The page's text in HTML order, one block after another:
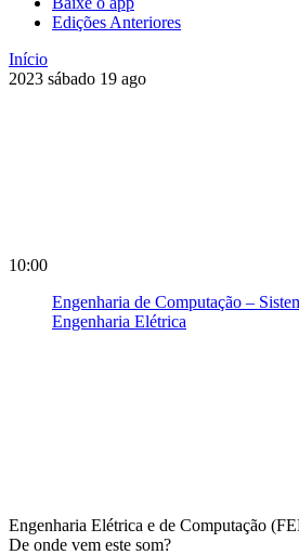
Edições Anteriores
Início
2023 sábado 19 ago
10:00
Engenharia de Computação –
Engenharia Elétrica
Engenharia Elétrica e de Computação
De onde vem este som?